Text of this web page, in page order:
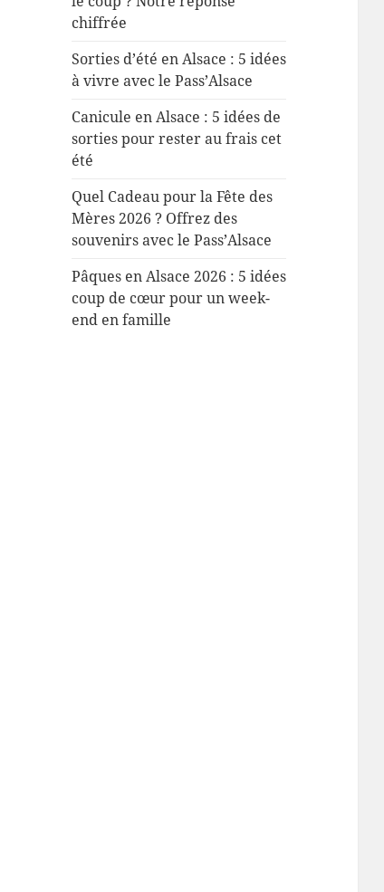
chiffrée
Sorties d’été en Alsace : 5 idées
à vivre avec le Pass’Alsace
Canicule en Alsace : 5 idées de
sorties pour rester au frais cet
été
Quel Cadeau pour la Fête des
Mères 2026 ? Offrez des
souvenirs avec le Pass’Alsace
Pâques en Alsace 2026 : 5 idées
coup de cœur pour un week-
end en famille